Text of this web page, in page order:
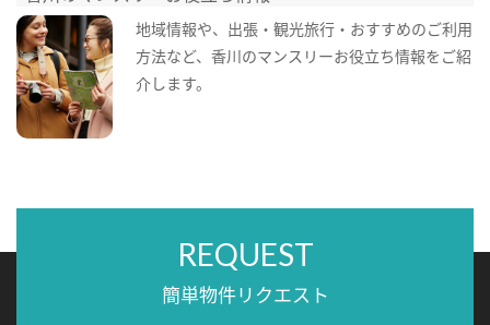
地域情報や、出張・観光旅行・おすすめのご利用
方法など、香川のマンスリーお役立ち情報をご紹
介します。
REQUEST
簡単物件リクエスト